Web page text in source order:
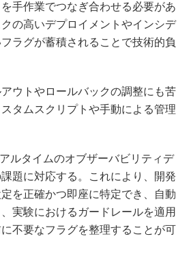
手作業でつなぎ合わせる必要があ
の高いデプロイメントやインシデ
ラグが蓄積されることで技術的負
ウトやロールバックの調整にも苦
タムスクリプトや手動による管理
ルタイムのオブザーバビリティデ
題に対応する。これにより、開発
を正確かつ即座に特定でき、自動
実験におけるガードレールを適用
不要なフラグを整理することが可